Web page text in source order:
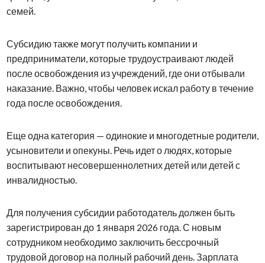
семей.
Субсидию также могут получить компании и
предприниматели, которые трудоустраивают людей
после освобождения из учреждений, где они отбывали
наказание. Важно, чтобы человек искал работу в течение
года после освобождения.
Еще одна категория — одинокие и многодетные родители,
усыновители и опекуны. Речь идет о людях, которые
воспитывают несовершеннолетних детей или детей с
инвалидностью.
Для получения субсидии работодатель должен быть
зарегистрирован до 1 января 2026 года. С новым
сотрудником необходимо заключить бессрочный
трудовой договор на полный рабочий день. Зарплата